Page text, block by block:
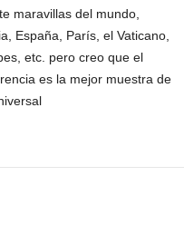
maravillas del mundo,
España, París, el Vaticano,
etc. pero creo que el
es la mejor muestra de